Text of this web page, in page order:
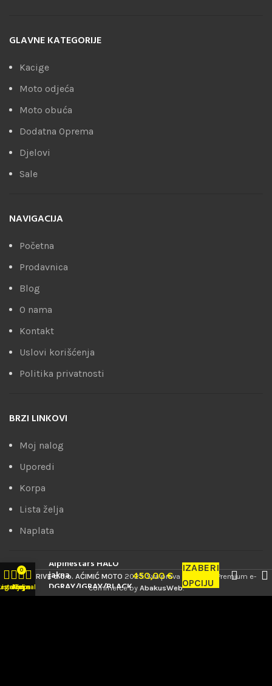
GLAVNE KATEGORIJE
Kacige
Moto odjeća
Moto obuća
Dodatna Oprema
Djelovi
Sale
NAVIGACIJA
Početna
Prodavnica
Blog
O nama
Kontakt
Uslovi korišćenja
Politika privatnosti
BRZI LINKOVI
Moj nalog
Uporedi
Korpa
Lista želja
Naplata
PRODRIVE d.o.o. AĆIMIĆ MOTO 2023. Sva prava zadržana. Premium e-
commerce by AbakusWeb.
Alpinestars HALO
jakna
DGRAY/IGRAY/BLACK
450,00€
IZABERI
OPCIJU
želja
0
Korpa
Moj nalog